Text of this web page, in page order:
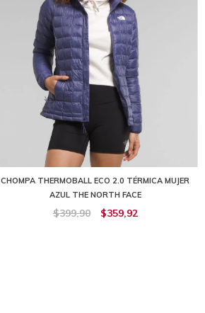
CHOMPA THERMOBALL ECO 2.0 TÉRMICA MUJER
AZUL THE NORTH FACE
$399,90 $359,92